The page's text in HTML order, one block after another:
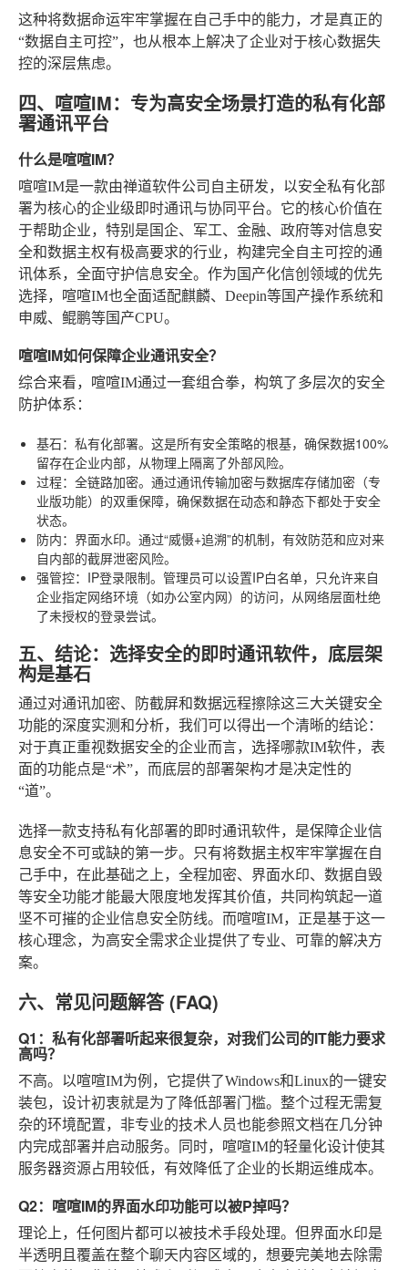
这种将数据命运牢牢掌握在自己手中的能力，才是真正的
“数据自主可控”，也从根本上解决了企业对于核心数据失
控的深层焦虑。
四、喧喧IM：专为高安全场景打造的私有化部
署通讯平台
什么是喧喧IM？
喧喧IM是一款由禅道软件公司自主研发，以安全私有化部
署为核心的企业级即时通讯与协同平台。它的核心价值在
于帮助企业，特别是国企、军工、金融、政府等对信息安
全和数据主权有极高要求的行业，构建完全自主可控的通
讯体系，全面守护信息安全。作为国产化信创领域的优先
选择，喧喧IM也全面适配麒麟、Deepin等国产操作系统和
申威、鲲鹏等国产CPU。
喧喧IM如何保障企业通讯安全？
综合来看，喧喧IM通过一套组合拳，构筑了多层次的安全
防护体系：
基石：私有化部署。这是所有安全策略的根基，确保数据100%
留存在企业内部，从物理上隔离了外部风险。
过程：全链路加密。通过通讯传输加密与数据库存储加密（专
业版功能）的双重保障，确保数据在动态和静态下都处于安全
状态。
防内：界面水印。通过“威慑+追溯”的机制，有效防范和应对来
自内部的截屏泄密风险。
强管控：IP登录限制。管理员可以设置IP白名单，只允许来自
企业指定网络环境（如办公室内网）的访问，从网络层面杜绝
了未授权的登录尝试。
五、结论：选择安全的即时通讯软件，底层架
构是基石
通过对通讯加密、防截屏和数据远程擦除这三大关键安全
功能的深度实测和分析，我们可以得出一个清晰的结论：
对于真正重视数据安全的企业而言，选择哪款IM软件，表
面的功能点是“术”，而底层的部署架构才是决定性的
“道”。
选择一款支持私有化部署的即时通讯软件，是保障企业信
息安全不可或缺的第一步。只有将数据主权牢牢掌握在自
己手中，在此基础之上，全程加密、界面水印、数据自毁
等安全功能才能最大限度地发挥其价值，共同构筑起一道
坚不可摧的企业信息安全防线。而喧喧IM，正是基于这一
核心理念，为高安全需求企业提供了专业、可靠的解决方
案。
六、常见问题解答 (FAQ)
Q1：私有化部署听起来很复杂，对我们公司的IT能力要求
高吗？
不高。以喧喧IM为例，它提供了Windows和Linux的一键安
装包，设计初衷就是为了降低部署门槛。整个过程无需复
杂的环境配置，非专业的技术人员也能参照文档在几分钟
内完成部署并启动服务。同时，喧喧IM的轻量化设计使其
服务器资源占用较低，有效降低了企业的长期运维成本。
Q2：喧喧IM的界面水印功能可以被P掉吗？
理论上，任何图片都可以被技术手段处理。但界面水印是
半透明且覆盖在整个聊天内容区域的，想要完美地去除需